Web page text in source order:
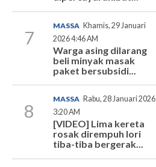
7
MASSA Khamis, 29 Januari
2026 4:46 AM
Warga asing dilarang
beli minyak masak
paket bersubsidi...
8
MASSA Rabu, 28 Januari 2026
3:20 AM
[VIDEO] Lima kereta
rosak dirempuh lori
tiba-tiba bergerak...